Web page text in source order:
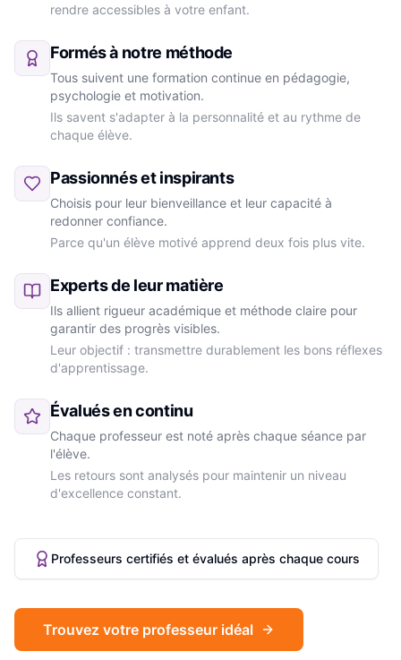
rendre accessibles à votre enfant.
Formés à notre méthode
Tous suivent une formation continue en pédagogie,
psychologie et motivation.
Ils savent s'adapter à la personnalité et au rythme de
chaque élève.
Passionnés et inspirants
Choisis pour leur bienveillance et leur capacité à
redonner confiance.
Parce qu'un élève motivé apprend deux fois plus vite.
Experts de leur matière
Ils allient rigueur académique et méthode claire pour
garantir des progrès visibles.
Leur objectif : transmettre durablement les bons réflexes
d'apprentissage.
Évalués en continu
Chaque professeur est noté après chaque séance par
l'élève.
Les retours sont analysés pour maintenir un niveau
d'excellence constant.
Professeurs certifiés et évalués après chaque cours
Trouvez votre professeur idéal